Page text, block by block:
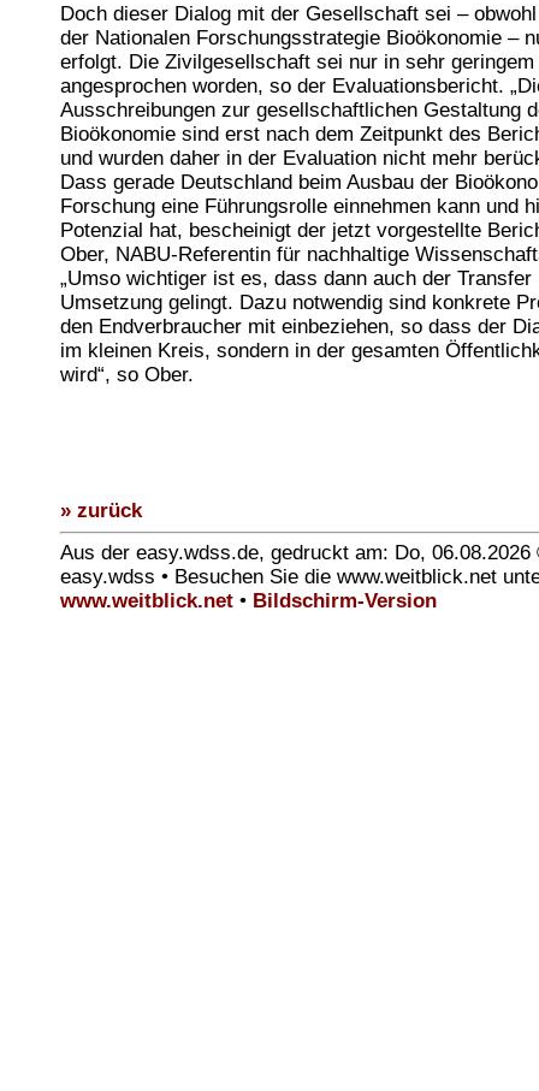
Doch dieser Dialog mit der Gesellschaft sei –
der Nationalen Forschungsstrategie Bioökonomie –
erfolgt. Die Zivilgesellschaft sei nur in sehr geringem
angesprochen worden, so der Evaluationsbericht.
Ausschreibungen zur gesellschaftlichen Gestaltung
Bioökonomie sind erst nach dem Zeitpunkt des
und wurden daher in der Evaluation nicht mehr
Dass gerade Deutschland beim Ausbau der
Forschung eine Führungsrolle einnehmen kann und
Potenzial hat, bescheinigt der jetzt vorgestellte
Ober, NABU-Referentin für nachhaltige
„Umso wichtiger ist es, dass dann auch der Transfer
Umsetzung gelingt. Dazu notwendig sind konkrete
den Endverbraucher mit einbeziehen, so dass der
im kleinen Kreis, sondern in der gesamten
wird“, so Ober.
» zurück
Aus der easy.wdss.de, gedruckt am: Do, 06.08.2026
easy.wdss • Besuchen Sie die www.weitblick.net
www.weitblick.net • Bildschirm-Version